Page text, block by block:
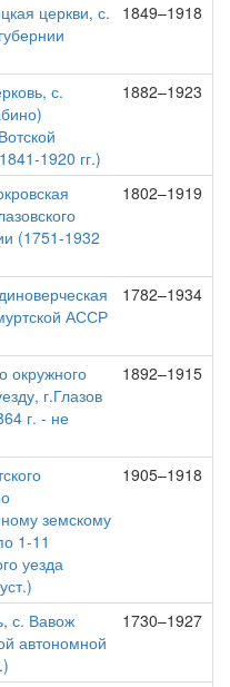
церкви, с.
1849–1918
с.
1920 гг.)
1882–1923
(1751-1932
1802–1919
АССР
1782–1934
окружного
г.Глазов
г. - не
1892–1915
земскому
1-11
уезда
1905–1918
с. Вавож
автономной
1730–1927